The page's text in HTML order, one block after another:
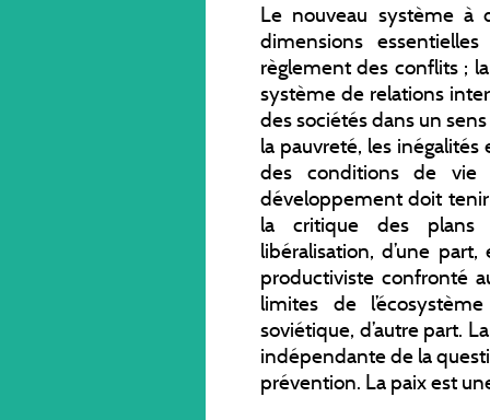
Le nouveau système
dimensions
règlement des conflits ;
système de relations
des sociétés dans un
la pauvreté, les
des conditions de vie
développement doit
la critique des plans
libéralisation, d’une
productiviste confronté
limites de
soviétique, d’autre part.
indépendante de la
prévention. La paix est